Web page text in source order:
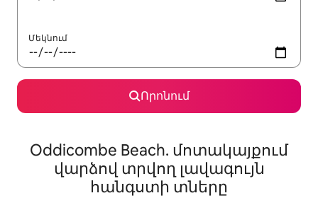
Մեկնում
Որոնում
Oddicombe Beach. մոտակայքում
վարձով տրվող լավագույն
հանգստի տները